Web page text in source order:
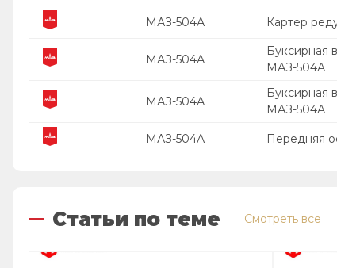
МАЗ-504А Картер
МАЗ-504А
Буксирная
МАЗ-504А
МАЗ-504А
Буксирная
МАЗ-504А
МАЗ-504А Передняя
Статьи по теме Смотреть все